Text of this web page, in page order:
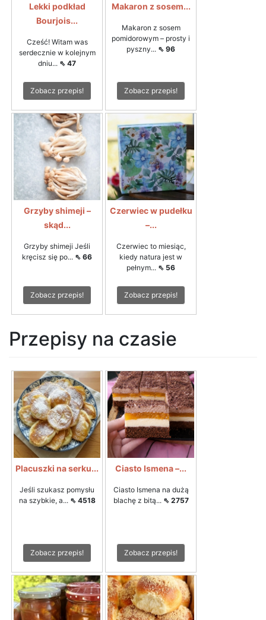
Lekki podkład
Bourjois...
Cześć! Witam was
serdecznie w kolejnym
dniu... ⇖ 47
Zobacz przepis!
Makaron z sosem...
Makaron z sosem
pomidorowym – prosty i
pyszny... ⇖ 96
Zobacz przepis!
Grzyby shimeji –
skąd...
Grzyby shimeji Jeśli
kręcisz się po... ⇖ 66
Zobacz przepis!
Czerwiec w pudełku
–...
Czerwiec to miesiąc,
kiedy natura jest w
pełnym... ⇖ 56
Zobacz przepis!
Przepisy na czasie
Placuszki na serku...
Jeśli szukasz pomysłu
na szybkie, a... ⇖ 4518
Zobacz przepis!
Ciasto Ismena –...
Ciasto Ismena na dużą
blachę z bitą... ⇖ 2757
Zobacz przepis!